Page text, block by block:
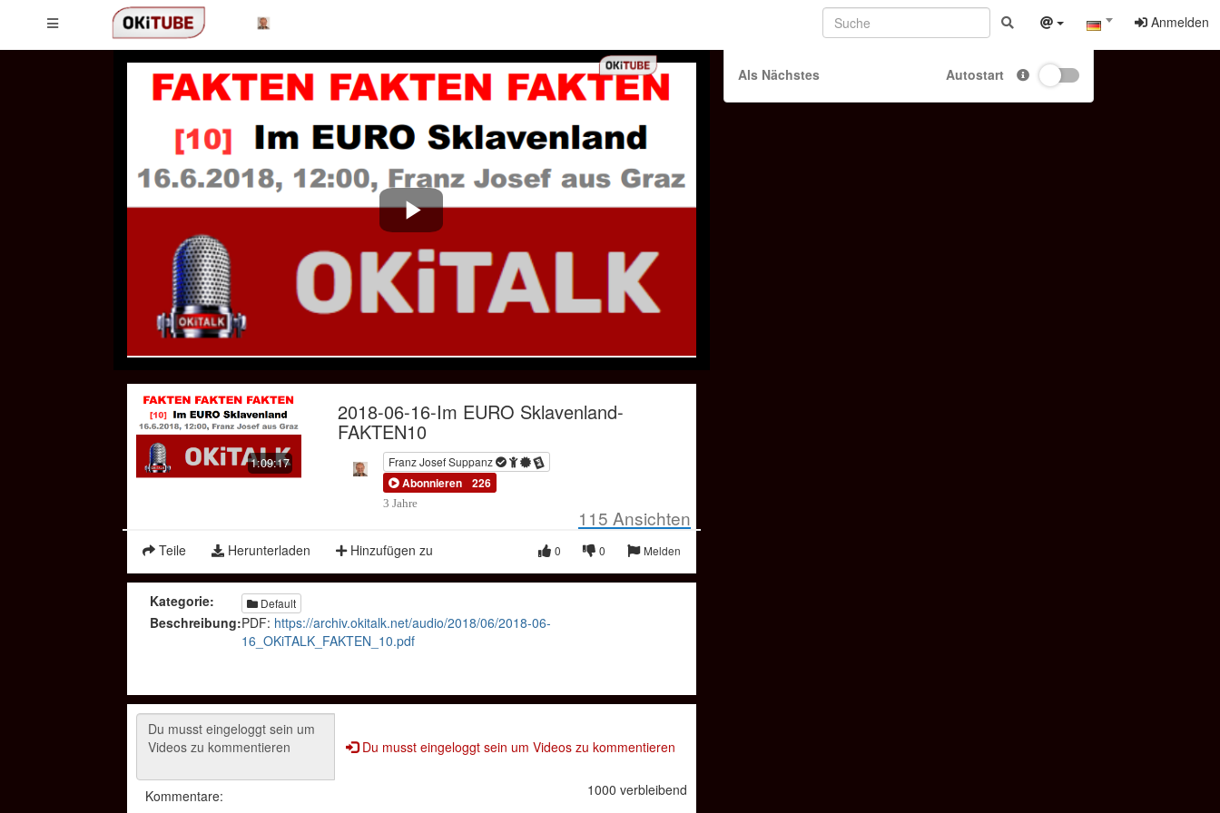
Anmelden
Play
Video
1:09:17
2018-06-16-Im EURO Sklavenland-
FAKTEN10
Franz Josef Suppanz
Abonnieren 226
3 Jahre
115 Ansichten
Teile Herunterladen Hinzufügen zu Melden
0
0
Kategorie: Default
Beschreibung:PDF: https://archiv.okitalk.net/audio/2018/06/2018-06-
16_OKiTALK_FAKTEN_10.pdf
Du musst eingeloggt sein um Videos zu kommentieren
1000 verbleibend
Kommentare:
Als Nächstes Autostart